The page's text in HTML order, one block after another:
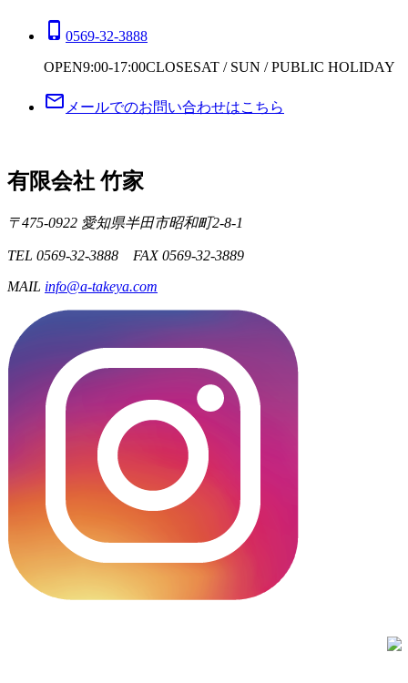
phone_iphone 0569-32-3888
OPEN9:00-17:00CLOSESAT / SUN / PUBLIC HOLIDAY
mail_outline メールでのお問い合わせはこちら
有限会社 竹家
〒475-0922 愛知県半田市昭和町2-8-1
TEL 0569-32-3888 FAX 0569-32-3889
MAIL info@a-takeya.com